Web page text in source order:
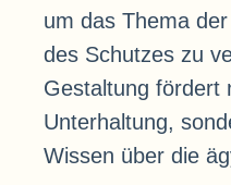
um das Thema
des Schutzes zu
Gestaltung fördert
Unterhaltung,
Wissen über die